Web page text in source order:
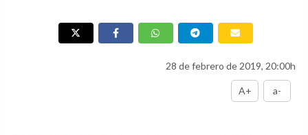
28 de febrero de 2019, 20:00h
A+ a-